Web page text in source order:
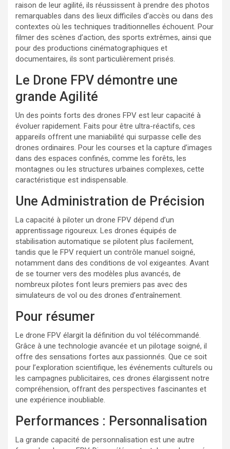
raison de leur agilité, ils réussissent à prendre des photos
remarquables dans des lieux difficiles d’accès ou dans des
contextes où les techniques traditionnelles échouent. Pour
filmer des scènes d’action, des sports extrêmes, ainsi que
pour des productions cinématographiques et
documentaires, ils sont particulièrement prisés.
Le Drone FPV démontre une
grande Agilité
Un des points forts des drones FPV est leur capacité à
évoluer rapidement. Faits pour être ultra-réactifs, ces
appareils offrent une maniabilité qui surpasse celle des
drones ordinaires. Pour les courses et la capture d’images
dans des espaces confinés, comme les forêts, les
montagnes ou les structures urbaines complexes, cette
caractéristique est indispensable.
Une Administration de Précision
La capacité à piloter un drone FPV dépend d’un
apprentissage rigoureux. Les drones équipés de
stabilisation automatique se pilotent plus facilement,
tandis que le FPV requiert un contrôle manuel soigné,
notamment dans des conditions de vol exigeantes. Avant
de se tourner vers des modèles plus avancés, de
nombreux pilotes font leurs premiers pas avec des
simulateurs de vol ou des drones d’entraînement.
Pour résumer
Le drone FPV élargit la définition du vol télécommandé.
Grâce à une technologie avancée et un pilotage soigné, il
offre des sensations fortes aux passionnés. Que ce soit
pour l’exploration scientifique, les événements culturels ou
les campagnes publicitaires, ces drones élargissent notre
compréhension, offrant des perspectives fascinantes et
une expérience inoubliable.
Performances : Personnalisation
La grande capacité de personnalisation est une autre